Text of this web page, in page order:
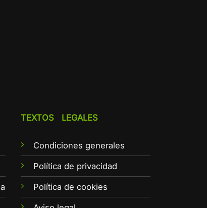
TEXTOS LEGALES
Condiciones generales
Política de privacidad
Política de cookies